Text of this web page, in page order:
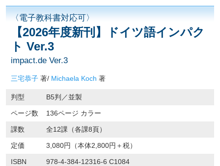
〈電子教科書対応可〉
【2026年度新刊】ドイツ語インパク
ト Ver.3
impact.de Ver.3
三宅恭子 著/ Michaela Koch 著
判型 B5判／並製
ページ数 136ページ カラー
課数 全12課（各課8頁）
定価 3,080円（本体2,800円＋税）
ISBN 978-4-384-12316-6 C1084